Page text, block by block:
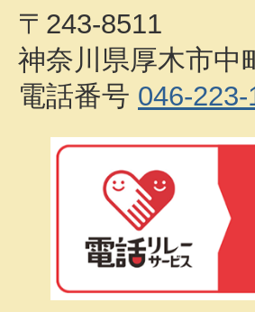
〒243-8511
神奈川県厚木市中
電話番号 046-223-